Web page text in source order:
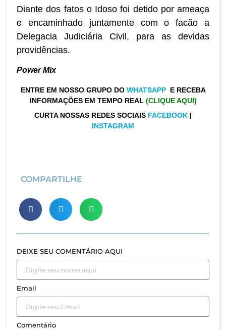
Diante dos fatos o Idoso foi detido por ameaça
e encaminhado juntamente com o facão a
Delegacia Judiciária Civil, para as devidas
providências.
Power Mix
ENTRE EM NOSSO GRUPO DO WHATSAPP E RECEBA
INFORMAÇÕES EM TEMPO REAL (CLIQUE AQUI)
CURTA NOSSAS REDES SOCIAIS FACEBOOK |
INSTAGRAM
COMPARTILHE
DEIXE SEU COMENTÁRIO AQUI
Email
Comentário